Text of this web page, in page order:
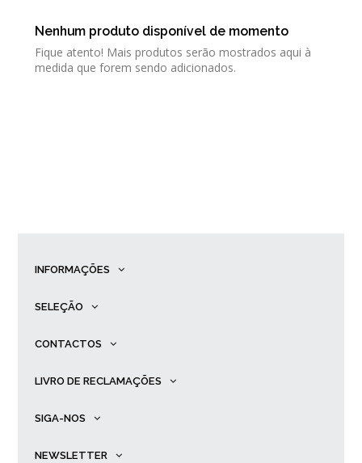
Nenhum produto disponível de momento
Fique atento! Mais produtos serão mostrados aqui à
medida que forem sendo adicionados.
INFORMAÇÕES
SELEÇÃO
CONTACTOS
LIVRO DE RECLAMAÇÕES
SIGA-NOS
NEWSLETTER